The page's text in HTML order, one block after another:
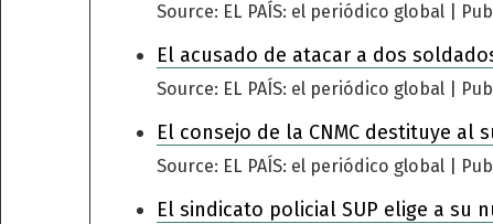
Source: EL PAÍS: el periódico global
El acusado de atacar a dos
Source: EL PAÍS: el periódico global
El consejo de la CNMC destituye
Source: EL PAÍS: el periódico global
El sindicato policial SUP elige a su